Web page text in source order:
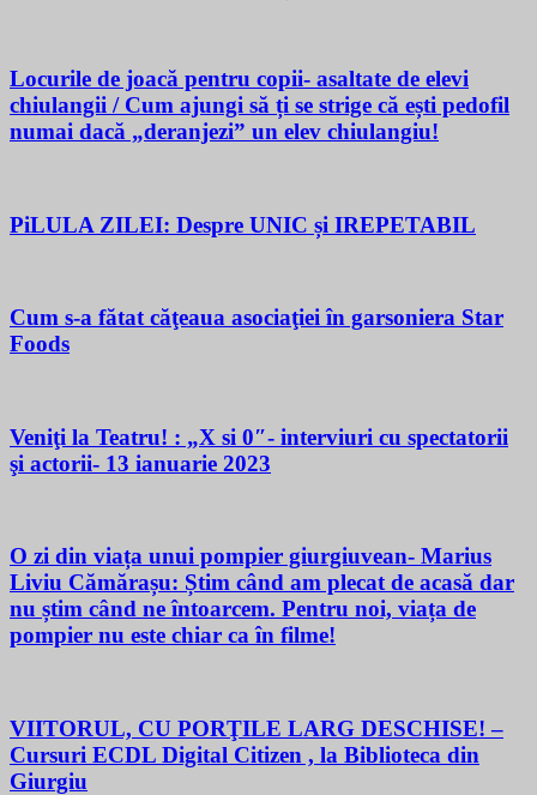
Locurile de joacă pentru copii- asaltate de elevi
chiulangii / Cum ajungi să ți se strige că ești pedofil
numai dacă „deranjezi” un elev chiulangiu!
PiLULA ZILEI: Despre UNIC și IREPETABIL
Cum s-a fătat căţeaua asociaţiei în garsoniera Star
Foods
Veniţi la Teatru! : „X si 0″- interviuri cu spectatorii
şi actorii- 13 ianuarie 2023
O zi din viața unui pompier giurgiuvean- Marius
Liviu Cămărașu: Știm când am plecat de acasă dar
nu știm când ne întoarcem. Pentru noi, viața de
pompier nu este chiar ca în filme!
VIITORUL, CU PORŢILE LARG DESCHISE! –
Cursuri ECDL Digital Citizen , la Biblioteca din
Giurgiu